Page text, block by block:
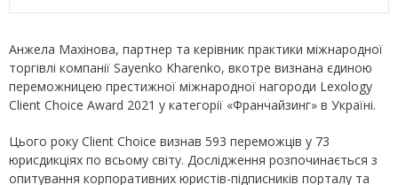
Анжела Махінова, партнер та керівник практики міжнародної
торгівлі компанії Sayenko Kharenko, вкотре визнана єдиною
переможницею престижної міжнародної нагороди Lexology
Client Choice Award 2021 у категорії «Франчайзинг» в Україні.
Цього року Client Choice визнав 593 переможців у 73
юрисдикціях по всьому світу. Дослідження розпочинається з
опитування корпоративних юристів-підписників порталу та